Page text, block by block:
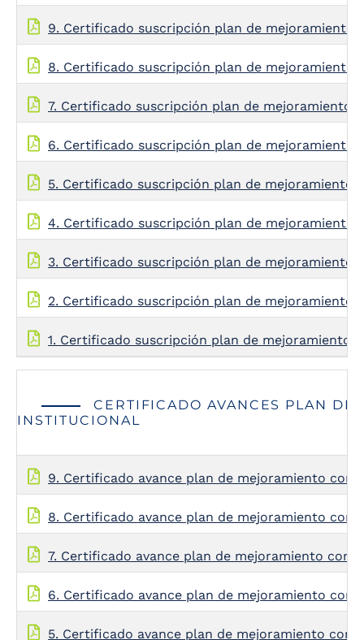
9. Certificado suscripción plan de mejoramiento
8. Certificado suscripción plan de mejoramiento
7. Certificado suscripción plan de mejoramiento
6. Certificado suscripción plan de mejoramiento
5. Certificado suscripción plan de mejoramiento
4. Certificado suscripción plan de mejoramiento
3. Certificado suscripción plan de mejoramiento
2. Certificado suscripción plan de mejoramiento
1. Certificado suscripción plan de mejoramiento
CERTIFICADO AVANCES PLAN DE
INSTITUCIONAL
9. Certificado avance plan de mejoramiento con
8. Certificado avance plan de mejoramiento con
7. Certificado avance plan de mejoramiento con
6. Certificado avance plan de mejoramiento con
5. Certificado avance plan de mejoramiento con